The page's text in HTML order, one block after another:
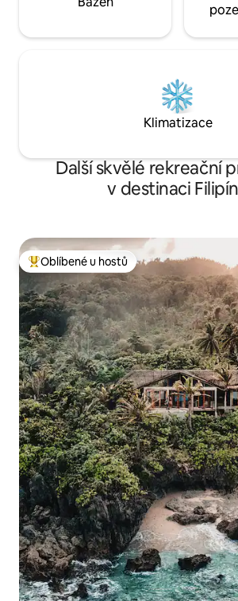
Klimatizace
Další skvělé rekreační
v destinaci
Nejlepší v kategorii Oblíbené u hostů
Oblíbené u hostů